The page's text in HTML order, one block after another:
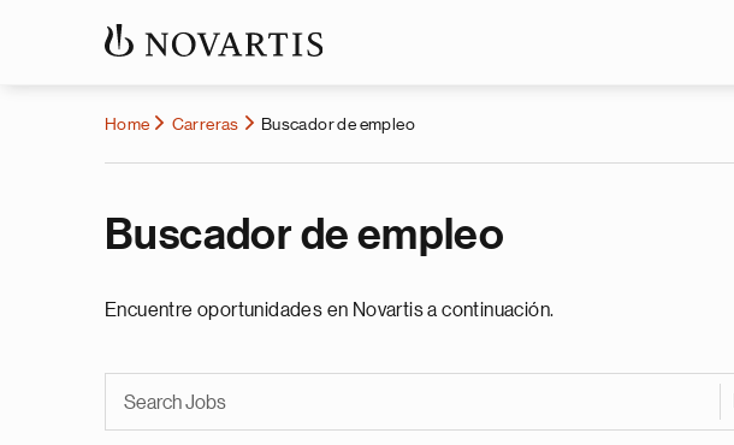
Home Carreras Buscador de empleo
Buscador de empleo
Encuentre oportunidades en Novartis a continuación.